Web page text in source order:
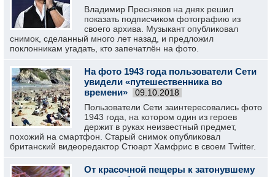
Владимир Пресняков на днях решил
показать подписчиком фотографию из
своего архива. Музыкант опубликовал
снимок, сделанный много лет назад, и предложил
поклонникам угадать, кто запечатлён на фото.
На фото 1943 года пользователи Сети
увидели «путешественника во
времени»
09.10.2018
Пользователи Сети заинтересовались фото
1943 года, на котором один из героев
держит в руках неизвестный предмет,
похожий на смартфон. Старый снимок опубликовал
британский видеоредактор Стюарт Хамфрис в своем Twitter.
От красочной пещеры к затонувшему